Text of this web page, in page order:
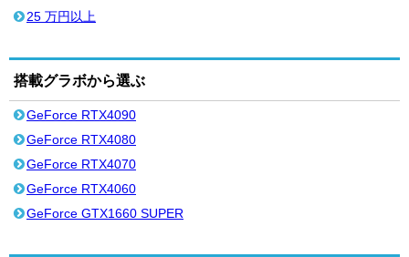
25 万円以上
搭載グラボから選ぶ
GeForce RTX4090
GeForce RTX4080
GeForce RTX4070
GeForce RTX4060
GeForce GTX1660 SUPER